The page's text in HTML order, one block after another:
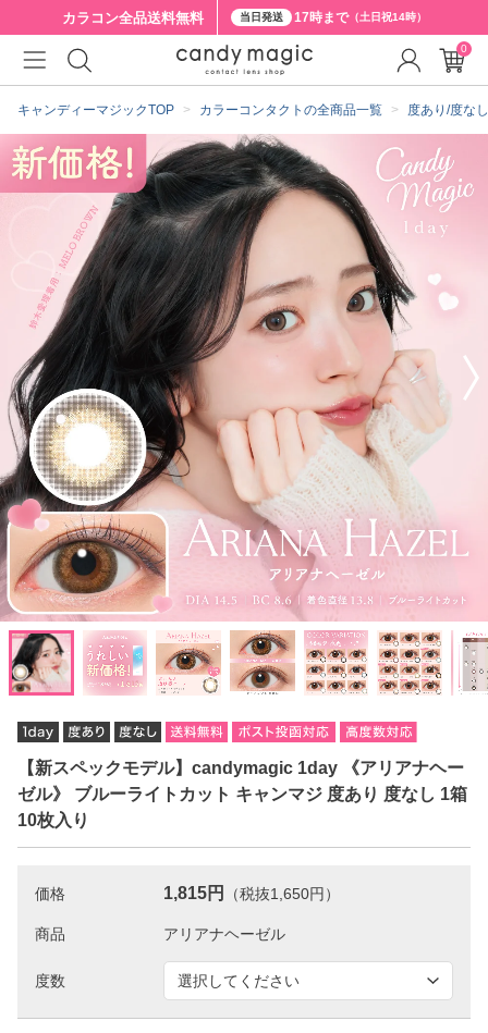
カラコン全品送料無料 当日発送 17時まで（土日祝14時）
キャンディーマジックTOP カラーコンタクトの全商品一覧 度あり/度な
【新スペックモデル】candymagic 1day 《アリアナヘー
ゼル》 ブルーライトカット キャンマジ 度あり 度なし 1箱
10枚入り
価格 1,815円 （税抜1,650円）
商品
度数
0
クーポン詳細